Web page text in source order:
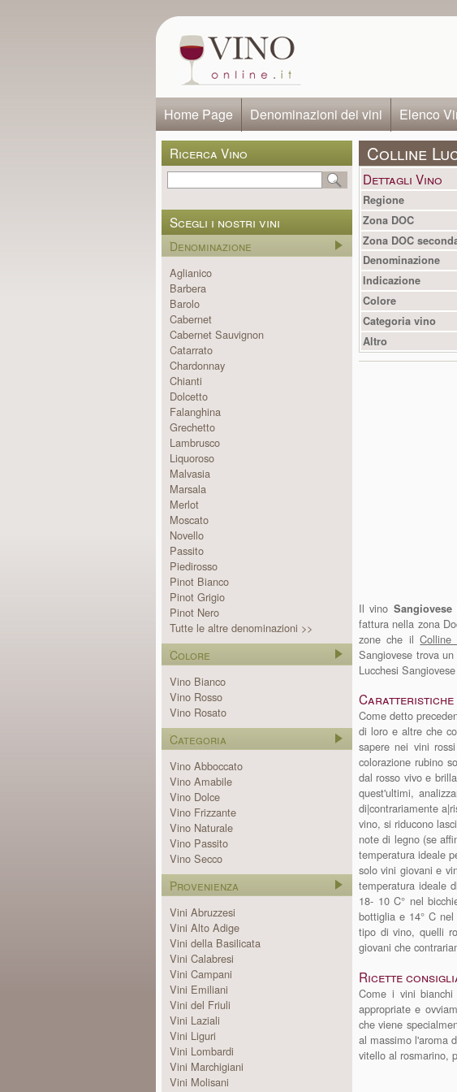
Home Page Denominazioni dei vini Elenco
Ricerca Vino
Scegli i nostri vini
Denominazione
Aglianico
Barbera
Barolo
Cabernet
Cabernet Sauvignon
Catarrato
Chardonnay
Chianti
Dolcetto
Falanghina
Grechetto
Lambrusco
Liquoroso
Malvasia
Marsala
Merlot
Moscato
Novello
Passito
Piedirosso
Pinot Bianco
Pinot Grigio
Pinot Nero
Tutte le altre denominazioni >>
Colore
Vino Bianco
Vino Rosso
Vino Rosato
Categoria
Vino Abboccato
Vino Amabile
Vino Dolce
Vino Frizzante
Vino Naturale
Vino Passito
Vino Secco
Provenienza
Vini Abruzzesi
Vini Alto Adige
Vini della Basilicata
Vini Calabresi
Vini Campani
Vini Emiliani
Vini del Friuli
Vini Laziali
Vini Liguri
Vini Lombardi
Vini Marchigiani
Vini Molisani
Colline
Dettagli Vino
Regione
Zona DOC
Zona DOC
Denominazione
Indicazione
Colore
Categoria vino
Altro
Il vino
fattura nella zona
zone che ilColline
Sangiovese trova
Lucchesi
Caratteristiche
Come detto
di loro e altre che
sapere nei vini
colorazione rubino
dal rosso vivo e
quest'ultimi,
di|contrariamente
vino, si riducono
note di legno (se
temperatura ideale
solo vini giovani e
temperatura ideale
18- 10 C° nel
bottiglia e 14° C
tipo di vino, quelli
giovani che
Ricette
Come i vini
appropriate e
che viene
al massimo l'aroma
vitello al rosmarino,